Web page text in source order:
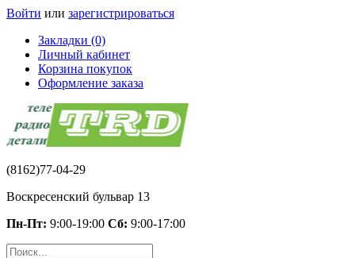
Войти или зарегистрироваться
Закладки (0)
Личный кабинет
Корзина покупок
Оформление заказа
(8162)77-04-29
Воскресенский бульвар 13
Пн-Пт: 9:00-19:00 Сб: 9:00-17:00